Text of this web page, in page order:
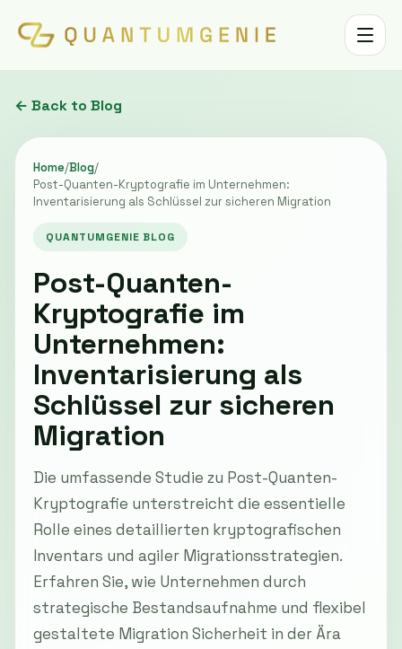
Toggle
← Back to Blog
Home/Blog/
Post-Quanten-Kryptografie im Unternehmen:
Inventarisierung als Schlüssel zur sicheren Migration
QUANTUMGENIE BLOG
Post-Quanten-
Kryptografie im
Unternehmen:
Inventarisierung als
Schlüssel zur sicheren
Migration
Die umfassende Studie zu Post-Quanten-
Kryptografie unterstreicht die essentielle
Rolle eines detaillierten kryptografischen
Inventars und agiler Migrationsstrategien.
Erfahren Sie, wie Unternehmen durch
strategische Bestandsaufnahme und flexibel
gestaltete Migration Sicherheit in der Ära